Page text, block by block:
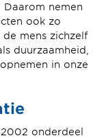
nemen
ook zo
mens zichzelf
duurzaamheid,
in onze
onderdeel